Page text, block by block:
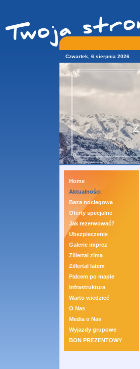
Czwartek, 6 sierpnia 2026
Home
Aktualności
Baza noclegowa
Oferty specjalne
Jak rezerwować?
Ubezpieczenie
Galerie imprez
Zillertal zimą
Zillertal latem
Palcem po mapie
Infrastruktura
Warto wiedzieć
O Nas
Media o Nas
Wyjazdy grupowe
BON PREZENTOWY